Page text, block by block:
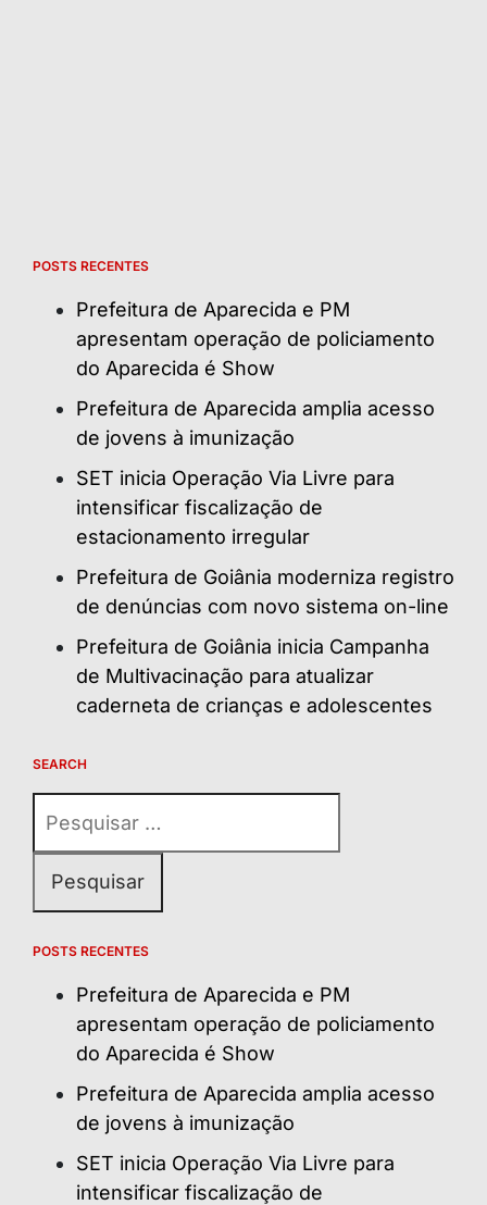
POSTS RECENTES
Prefeitura de Aparecida e PM
apresentam operação de policiamento
do Aparecida é Show
Prefeitura de Aparecida amplia acesso
de jovens à imunização
SET inicia Operação Via Livre para
intensificar fiscalização de
estacionamento irregular
Prefeitura de Goiânia moderniza registro
de denúncias com novo sistema on-line
Prefeitura de Goiânia inicia Campanha
de Multivacinação para atualizar
caderneta de crianças e adolescentes
SEARCH
por:
POSTS RECENTES
Prefeitura de Aparecida e PM
apresentam operação de policiamento
do Aparecida é Show
Prefeitura de Aparecida amplia acesso
de jovens à imunização
SET inicia Operação Via Livre para
intensificar fiscalização de